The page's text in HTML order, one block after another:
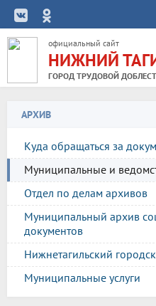
официальный сайт
НИЖНИЙ
ГОРОД ТРУДОВОЙ
АРХИВ
Куда обращаться за
Муниципальные и
Отдел по делам архивов
Муниципальный архив
документов
Нижнетагильский
Муниципальные услуги